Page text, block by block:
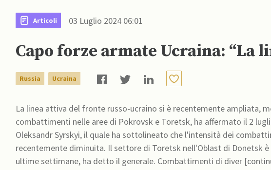
Articoli 03 Luglio 2024 06:01
Capo forze armate Ucraina: “La
Russia Ucraina
La linea attiva del fronte russo-ucraino si è recentemente ampliata,
combattimenti nelle aree di Pokrovsk e Toretsk, ha affermato il 2
Oleksandr Syrskyi, il quale ha sottolineato che l'intensità dei
recentemente diminuita. Il settore di Toretsk nell'Oblast di Donetsk
ultime settimane, ha detto il generale. Combattimenti di diver